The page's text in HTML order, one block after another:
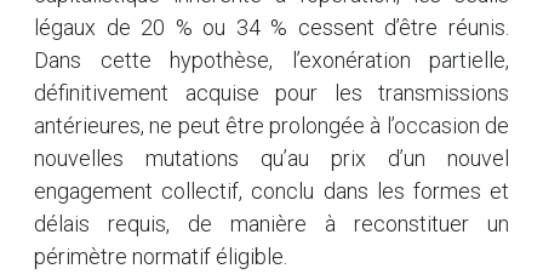
légaux de 20 % ou 34 % cessent d’être réunis.
Dans cette hypothèse, l’exonération partielle,
définitivement acquise pour les transmissions
antérieures, ne peut être prolongée à l’occasion de
nouvelles mutations qu’au prix d’un nouvel
engagement collectif, conclu dans les formes et
délais requis, de manière à reconstituer un
périmètre normatif éligible.